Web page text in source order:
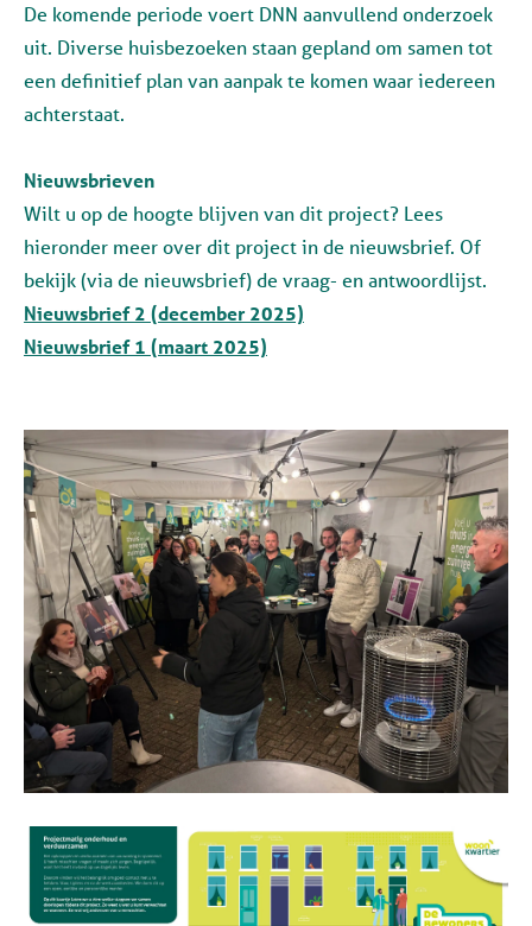
De komende periode voert DNN aanvullend onderzoek
uit. Diverse huisbezoeken staan gepland om samen tot
een definitief plan van aanpak te komen waar iedereen
achterstaat.
Nieuwsbrieven
Wilt u op de hoogte blijven van dit project? Lees
hieronder meer over dit project in de nieuwsbrief. Of
bekijk (via de nieuwsbrief) de vraag- en antwoordlijst.
Nieuwsbrief 2 (december 2025)
Nieuwsbrief 1 (maart 2025)